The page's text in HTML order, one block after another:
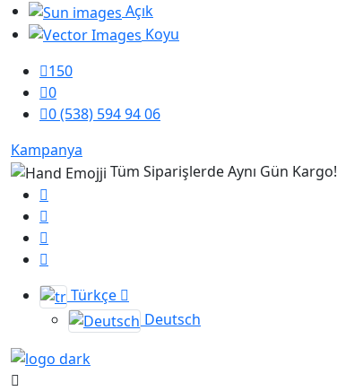
Açık
Koyu
150
0
0 (538) 594 94 06
Kampanya
Tüm Siparişlerde Aynı Gün Kargo!
Türkçe
Deutsch